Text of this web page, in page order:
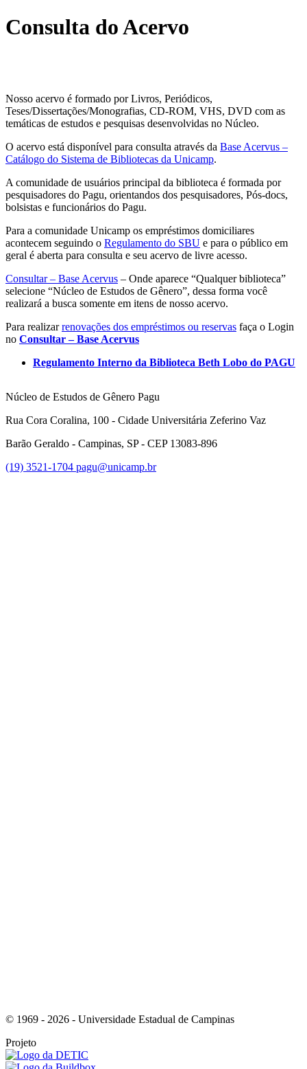
Consulta do Acervo
Nosso acervo é formado por Livros, Periódicos,
Teses/Dissertações/Monografias, CD-ROM, VHS, DVD com as
temáticas de estudos e pesquisas desenvolvidas no Núcleo.
O acervo está disponível para consulta através da Base Acervus –
Catálogo do Sistema de Bibliotecas da Unicamp.
A comunidade de usuários principal da biblioteca é formada por
pesquisadores do Pagu, orientandos dos pesquisadores, Pós-docs,
bolsistas e funcionários do Pagu.
Para a comunidade Unicamp os empréstimos domiciliares
acontecem seguindo o Regulamento do SBU e para o público em
geral é aberta para consulta e seu acervo de livre acesso.
Consultar – Base Acervus – Onde aparece “Qualquer biblioteca”
selecione “Núcleo de Estudos de Gênero”, dessa forma você
realizará a busca somente em itens de nosso acervo.
Para realizarrenovações dos empréstimos ou reservas faça o Login
no Consultar – Base Acervus
Regulamento Interno da Biblioteca Beth Lobo do PAGU
Núcleo de Estudos de Gênero Pagu
Rua Cora Coralina, 100 - Cidade Universitária Zeferino Vaz
Barão Geraldo - Campinas, SP - CEP 13083-896
(19) 3521-1704 pagu@unicamp.br
© 1969 - 2026 - Universidade Estadual de Campinas
Projeto